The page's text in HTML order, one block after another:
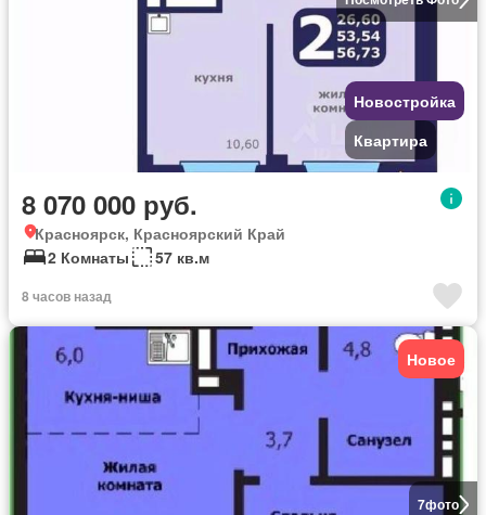
Новостройка
Квартира
8 070 000 руб.
Красноярск, Красноярский Край
2 Комнаты
57 кв.м
8 часов назад
7фото
Новое